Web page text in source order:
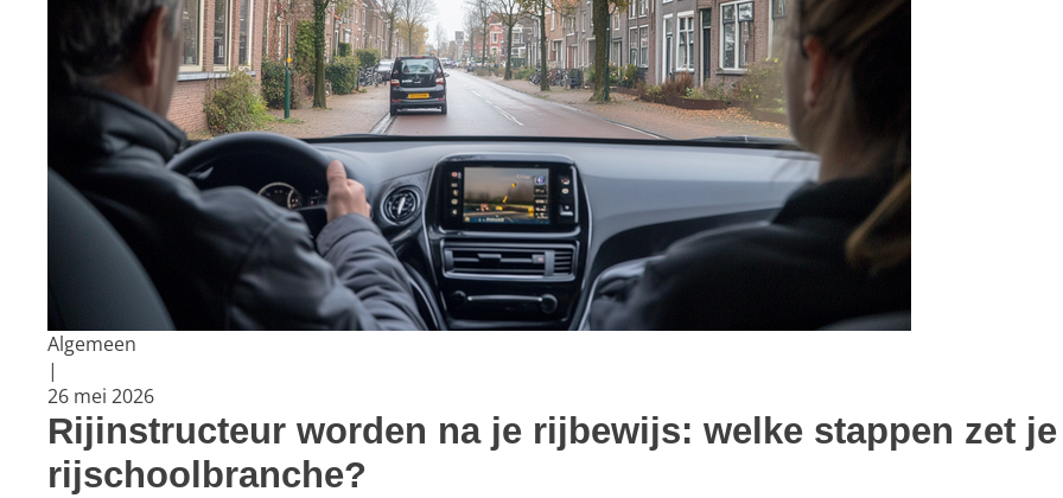
Algemeen
|
26 mei 2026
Rijinstructeur worden na je rijbewijs: welke stappen zet
rijschoolbranche?